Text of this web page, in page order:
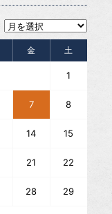
金 土
1
7 8
14 15
21 22
28 29